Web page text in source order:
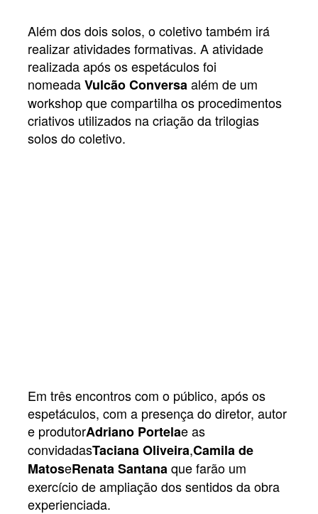
Além dos dois solos, o coletivo também irá
realizar atividades formativas. A atividade
realizada após os espetáculos foi
nomeadaVulcão Conversaalém de um
workshop que compartilha os procedimentos
criativos utilizados na criação da trilogias
solos do coletivo.
Em três encontros com o público, após os
espetáculos, com a presença do diretor, autor
e produtorAdriano Portelae as
convidadasTaciana Oliveira,Camila de
MatoseRenata Santanaque farão um
exercício de ampliação dos sentidos da obra
experienciada.